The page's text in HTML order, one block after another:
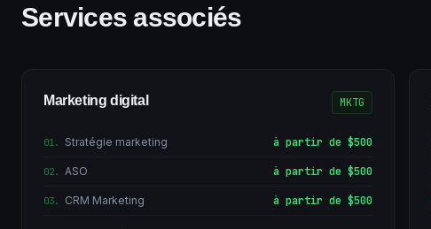
Services associés
Marketing digital MKTG
01. Stratégie marketing à partir de $500
02. ASO à partir de $500
03. CRM Marketing à partir de $500